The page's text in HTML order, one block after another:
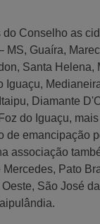
do Conselho as
MS, Guaíra,
Santa Helena,
Iguaçu,
Diamante
do Iguaçu,
de emancipação
associação
Pato
São José